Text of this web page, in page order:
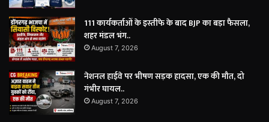
111 कार्यकर्ताओं के इस्तीफे के बाद BJP का बड़ा फैसला,
शहर मंडल भंग..
August 7, 2026
नेशनल हाईवे पर भीषण सड़क हादसा, एक की मौत, दो
गंभीर घायल..
August 7, 2026